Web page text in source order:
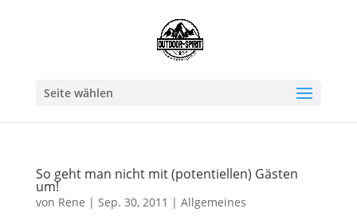
Seite wählen
So geht man nicht mit (potentiellen) Gästen
um!
von Rene | Sep. 30, 2011 | Allgemeines